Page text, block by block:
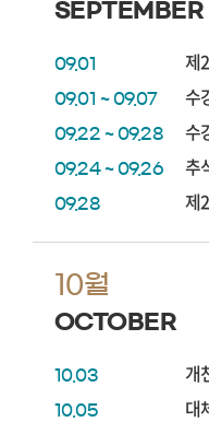
SEPTEMBER
09.01 제
09.01 ~ 09.07 수
09.22 ~ 09.28 수
09.24 ~ 09.26 추
09.28 제
10월
OCTOBER
10.03 개
10.05 대